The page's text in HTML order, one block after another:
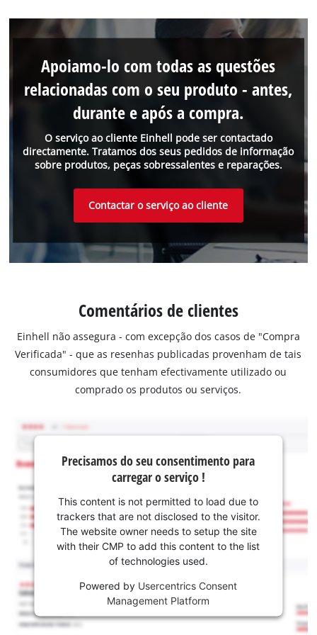
O serviço ao cliente Einhell pode ser contactado
directamente. Tratamos dos seus pedidos de informação
sobre produtos, peças sobressalentes e reparações.
Apoiamo-lo com todas as questões
relacionadas com o seu produto - antes,
durante e após a compra.
Contactar o serviço ao cliente
Comentários de clientes
Einhell não assegura - com excepção dos casos de "Compra
Verificada" - que as resenhas publicadas provenham de tais
consumidores que tenham efectivamente utilizado ou
comprado os produtos ou serviços.
Precisamos do seu consentimento para
carregar o serviço !
This content is not permitted to load due to
trackers that are not disclosed to the visitor.
The website owner needs to setup the site
with their CMP to add this content to the list
of technologies used.
Powered by Usercentrics Consent
Management Platform